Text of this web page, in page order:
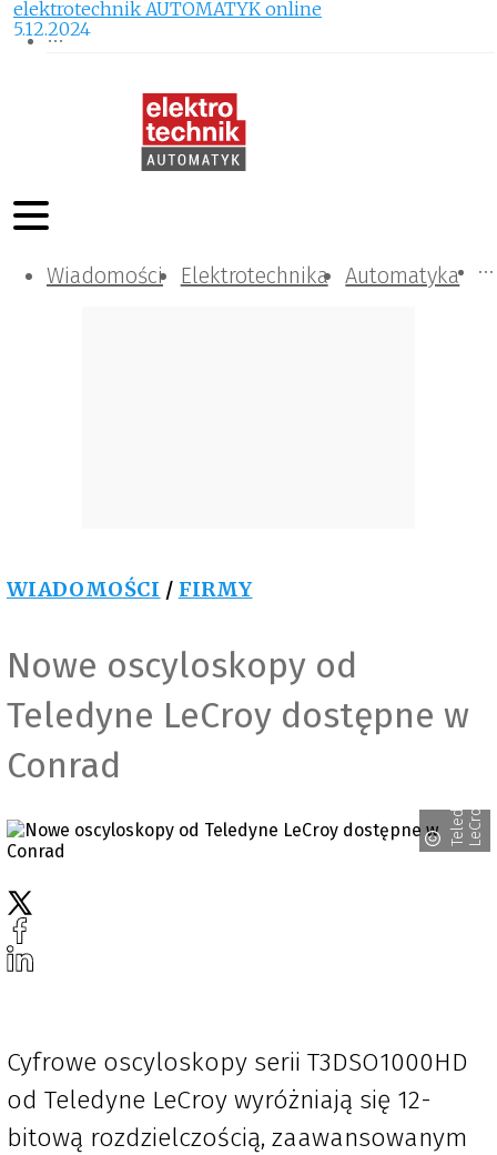
Wiadomości Elektrotechnika Automatyka
Komunikacja i IT
Kontrola
Tematy specjalne
WIADOMOŚCI / FIRMY
Nowe oscyloskopy od
Teledyne LeCroy dostępne w
Conrad
T
e
l
e
dy
n
e
L
e
C
r
oy
elektrotechnik AUTOMATYK online
5.12.2024
Cyfrowe oscyloskopy serii T3DSO1000HD
od Teledyne LeCroy wyróżniają się 12-
bitową rozdzielczością, zaawansowanym